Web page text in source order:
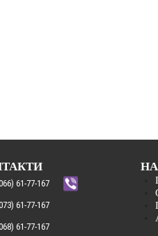
61-77-167
61-77-167
61-77-167